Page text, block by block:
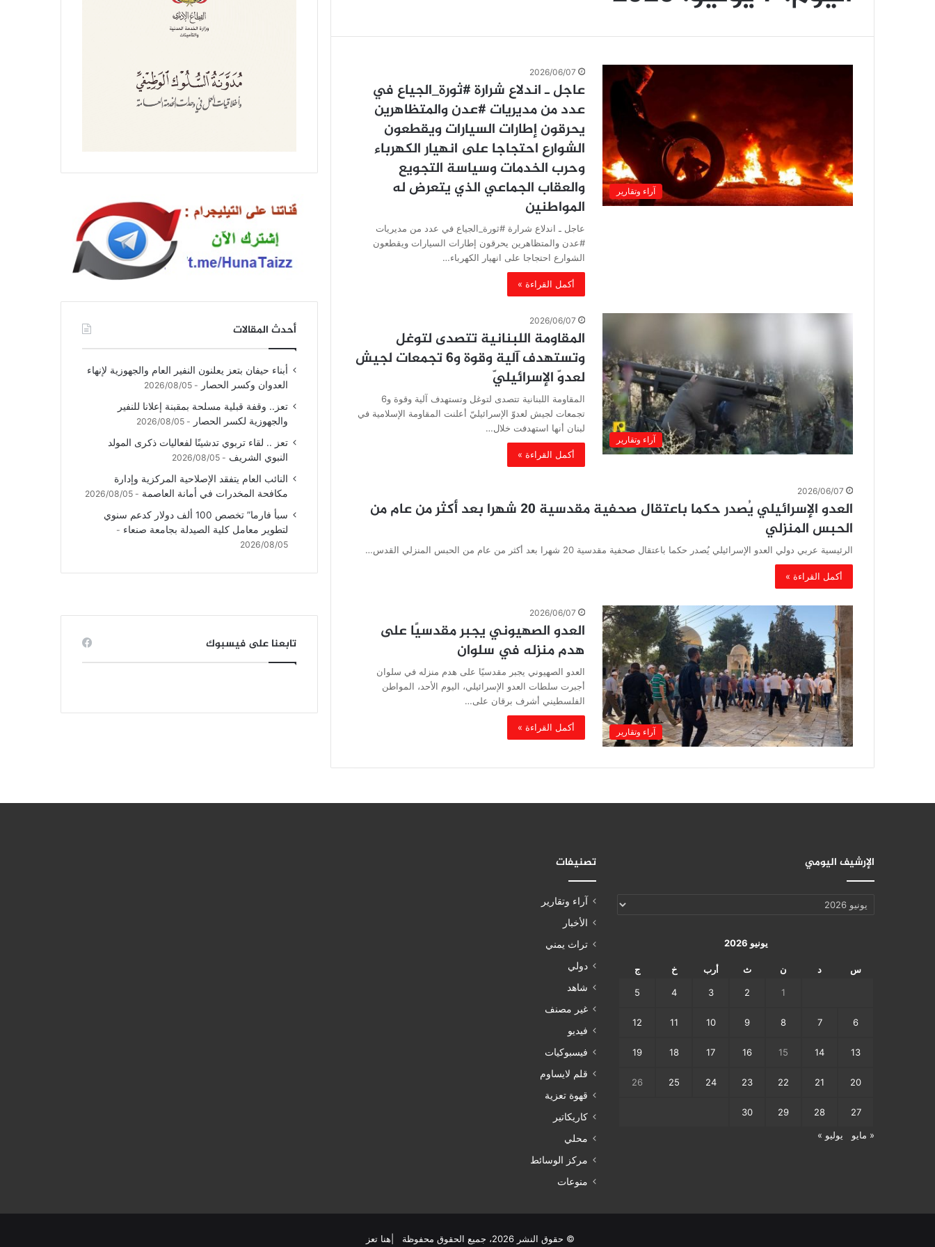
آراء وتقارير
2026/06/07
عاجل ـ اندلاع شرارة #ثورة_الجياع في
عدد من مديريات #عدن والمتظاهرين
يحرقون إطارات السيارات ويقطعون
الشوارع احتجاجا على انهيار الكهرباء
وحرب الخدمات وسياسة التجويع
والعقاب الجماعي الذي يتعرض له
المواطنين
عاجل ـ اندلاع شرارة #ثورة_الجياع في عدد من مديريات
#عدن والمتظاهرين يحرقون إطارات السيارات ويقطعون
الشوارع احتجاجا على انهيار الكهرباء…
أكمل القراءة »
آراء وتقارير
2026/06/07
المقاومة اللبنانية تتصدى لتوغل
وتستهدف آلية وقوة و6 تجمعات لجيش
لعدوّ الإسرائيليّ
المقاومة اللبنانية تتصدى لتوغل وتستهدف آلية وقوة و6
تجمعات لجيش لعدوّ الإسرائيليّ أعلنت المقاومة الإسلامية في
لبنان أنها استهدفت خلال…
أكمل القراءة »
2026/06/07
العدو الإسرائيلي يُصدر حكما باعتقال صحفية مقدسية 20 شهرا بعد أكثر من عام من
الحبس المنزلي
الرئيسية عربي دولي العدو الإسرائيلي يُصدر حكما باعتقال صحفية مقدسية 20 شهرا بعد أكثر من عام من الحبس المنزلي القدس…
أكمل القراءة »
آراء وتقارير
2026/06/07
العدو الصهيوني يجبر مقدسيًا على
هدم منزله في سلوان
العدو الصهيوني يجبر مقدسيًا على هدم منزله في سلوان
أجبرت سلطات العدو الإسرائيلي، اليوم الأحد، المواطن
الفلسطيني أشرف برقان على…
أكمل القراءة »
أحدث المقالات
أبناء حيفان بتعز يعلنون النفير العام والجهوزية لإنهاء
العدوان وكسر الحصار
2026/08/05
تعز.. وقفة قبلية مسلحة بمقبنة إعلانا للنفير
والجهوزية لكسر الحصار
2026/08/05
تعز .. لقاء تربوي تدشينًا لفعاليات ذكرى المولد
النبوي الشريف
2026/08/05
النائب العام يتفقد الإصلاحية المركزية وإدارة
مكافحة المخدرات في أمانة العاصمة
2026/08/05
سبأ فارما” تخصص 100 ألف دولار كدعم سنوي
لتطوير معامل كلية الصيدلة بجامعة صنعاء
2026/08/05
تابعنا على فيسبوك
الإرشيف اليومي
الإرشيف
يونيو 2026
س د ن ث أرب خ ج
1
2
3
4
5
6
7
8
9
10
11
12
13
14
15
16
17
18
19
20
21
22
23
24
25
26
27
28
29
30
« مايو يوليو »
تصنيفات
آراء وتقارير
الأخبار
تراث يمني
دولي
شاهد
غير مصنف
فيديو
فيسبوكيات
قلم لايساوم
قهوة تعزية
كاريكاتير
محلي
مركز الوسائط
منوعات
© حقوق النشر 2026، جميع الحقوق محفوظة |هنا تعز